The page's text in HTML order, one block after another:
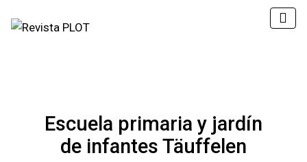
Escuela primaria y jardín
de infantes Täuffelen